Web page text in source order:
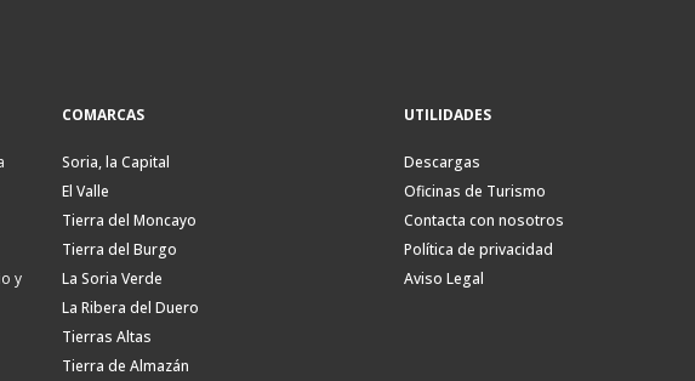
y
COMARCAS
Soria, la Capital
El Valle
Tierra del Moncayo
Tierra del Burgo
La Soria Verde
La Ribera del Duero
Tierras Altas
Tierra de Almazán
UTILIDADES
Descargas
Oficinas de Turismo
Contacta con nosotros
Política de privacidad
Aviso Legal